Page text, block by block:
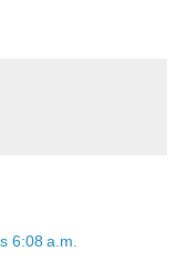
6:08 a.m.